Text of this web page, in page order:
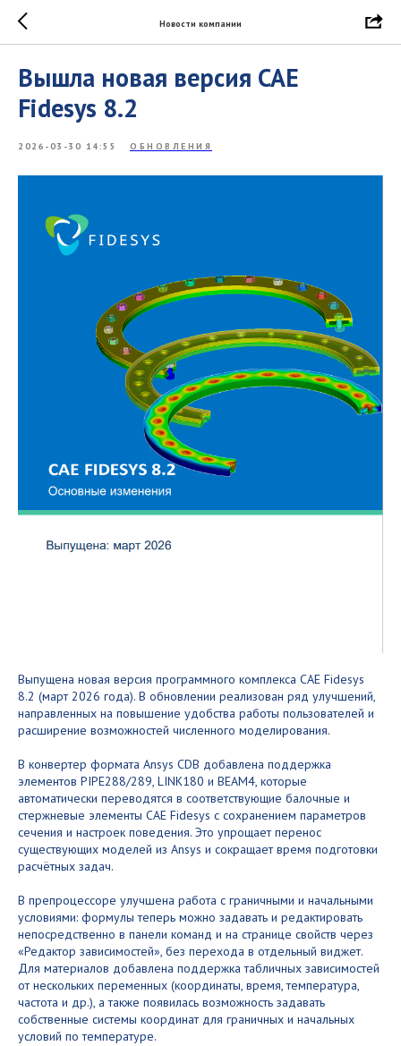
Новости компании
Вышла новая версия CAE
Fidesys 8.2
2026-03-30 14:55 ОБНОВЛЕНИЯ
Выпущена новая версия программного комплекса CAE Fidesys
8.2 (март 2026 года). В обновлении реализован ряд улучшений,
направленных на повышение удобства работы пользователей и
расширение возможностей численного моделирования.
В конвертер формата Ansys CDB добавлена поддержка
элементов PIPE288/289, LINK180 и BEAM4, которые
автоматически переводятся в соответствующие балочные и
стержневые элементы CAE Fidesys с сохранением параметров
сечения и настроек поведения. Это упрощает перенос
существующих моделей из Ansys и сокращает время подготовки
расчётных задач.
В препроцессоре улучшена работа с граничными и начальными
условиями: формулы теперь можно задавать и редактировать
непосредственно в панели команд и на странице свойств через
«Редактор зависимостей», без перехода в отдельный виджет.
Для материалов добавлена поддержка табличных зависимостей
от нескольких переменных (координаты, время, температура,
частота и др.), а также появилась возможность задавать
собственные системы координат для граничных и начальных
условий по температуре.